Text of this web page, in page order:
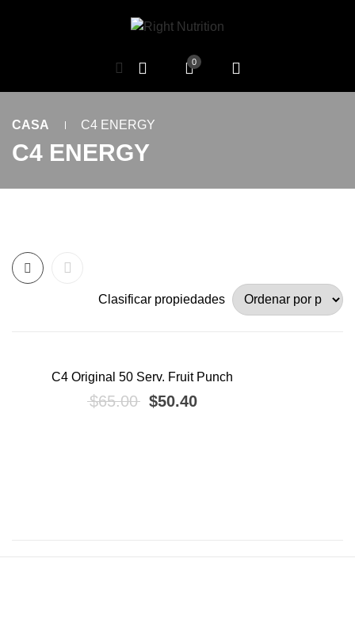
0
CASA C4 ENERGY
C4 ENERGY
Clasificar propiedades
C4 Original 50 Serv. Fruit Punch
$65.00 El precio original era: $65.00.
$50.40El precio actual es: